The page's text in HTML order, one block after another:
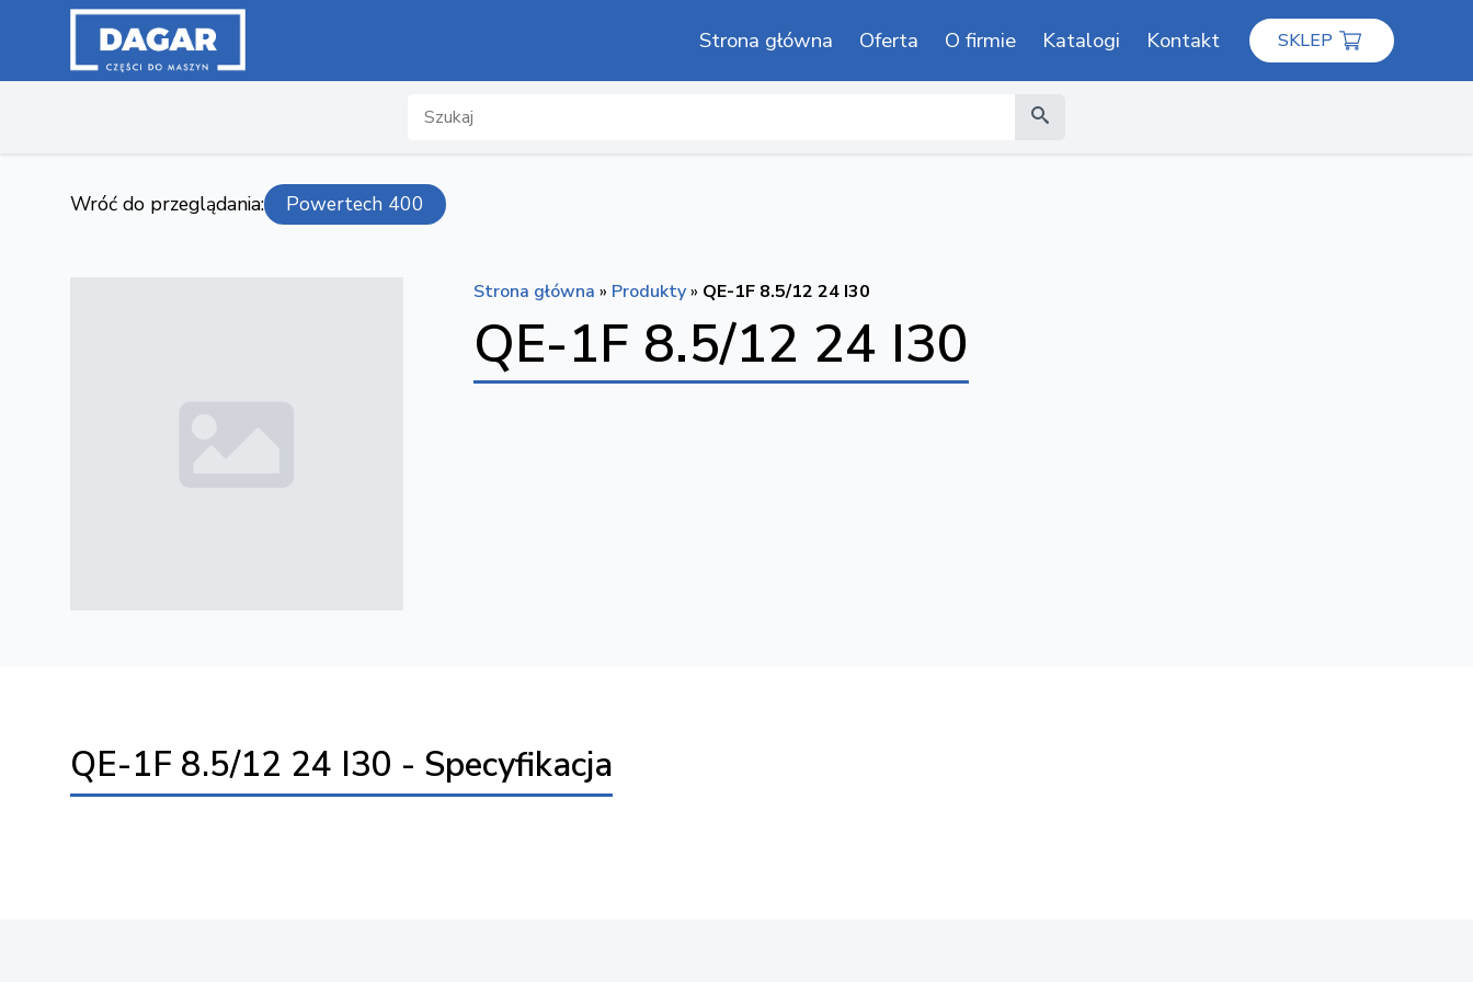
Strona główna Oferta O firmie Katalogi Kontakt SKLEP
Search
Wróć do przeglądania: Powertech 400
Strona główna » Produkty» QE-1F 8.5/12 24 I30
QE-1F 8.5/12 24 I30
QE-1F 8.5/12 24 I30 - Specyfikacja